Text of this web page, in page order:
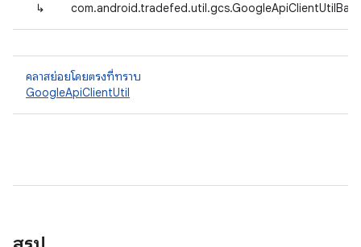
↳ com.android.tradefed.util.gcs.GoogleApiClientUtilBase
คลาสย่อยโดยตรงที่ทราบ
GoogleApiClientUtil